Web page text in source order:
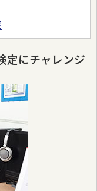
定にチャレンジ